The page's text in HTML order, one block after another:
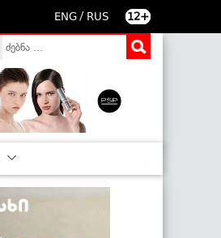
ENG / RUS 12+